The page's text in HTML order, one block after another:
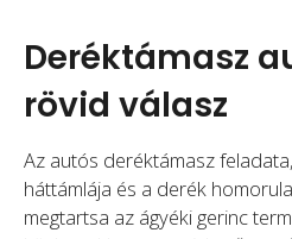
Deréktámasz
rövid válasz
Az autós deréktámasz
háttámlája és a derék
megtartsa az ágyéki gerinc